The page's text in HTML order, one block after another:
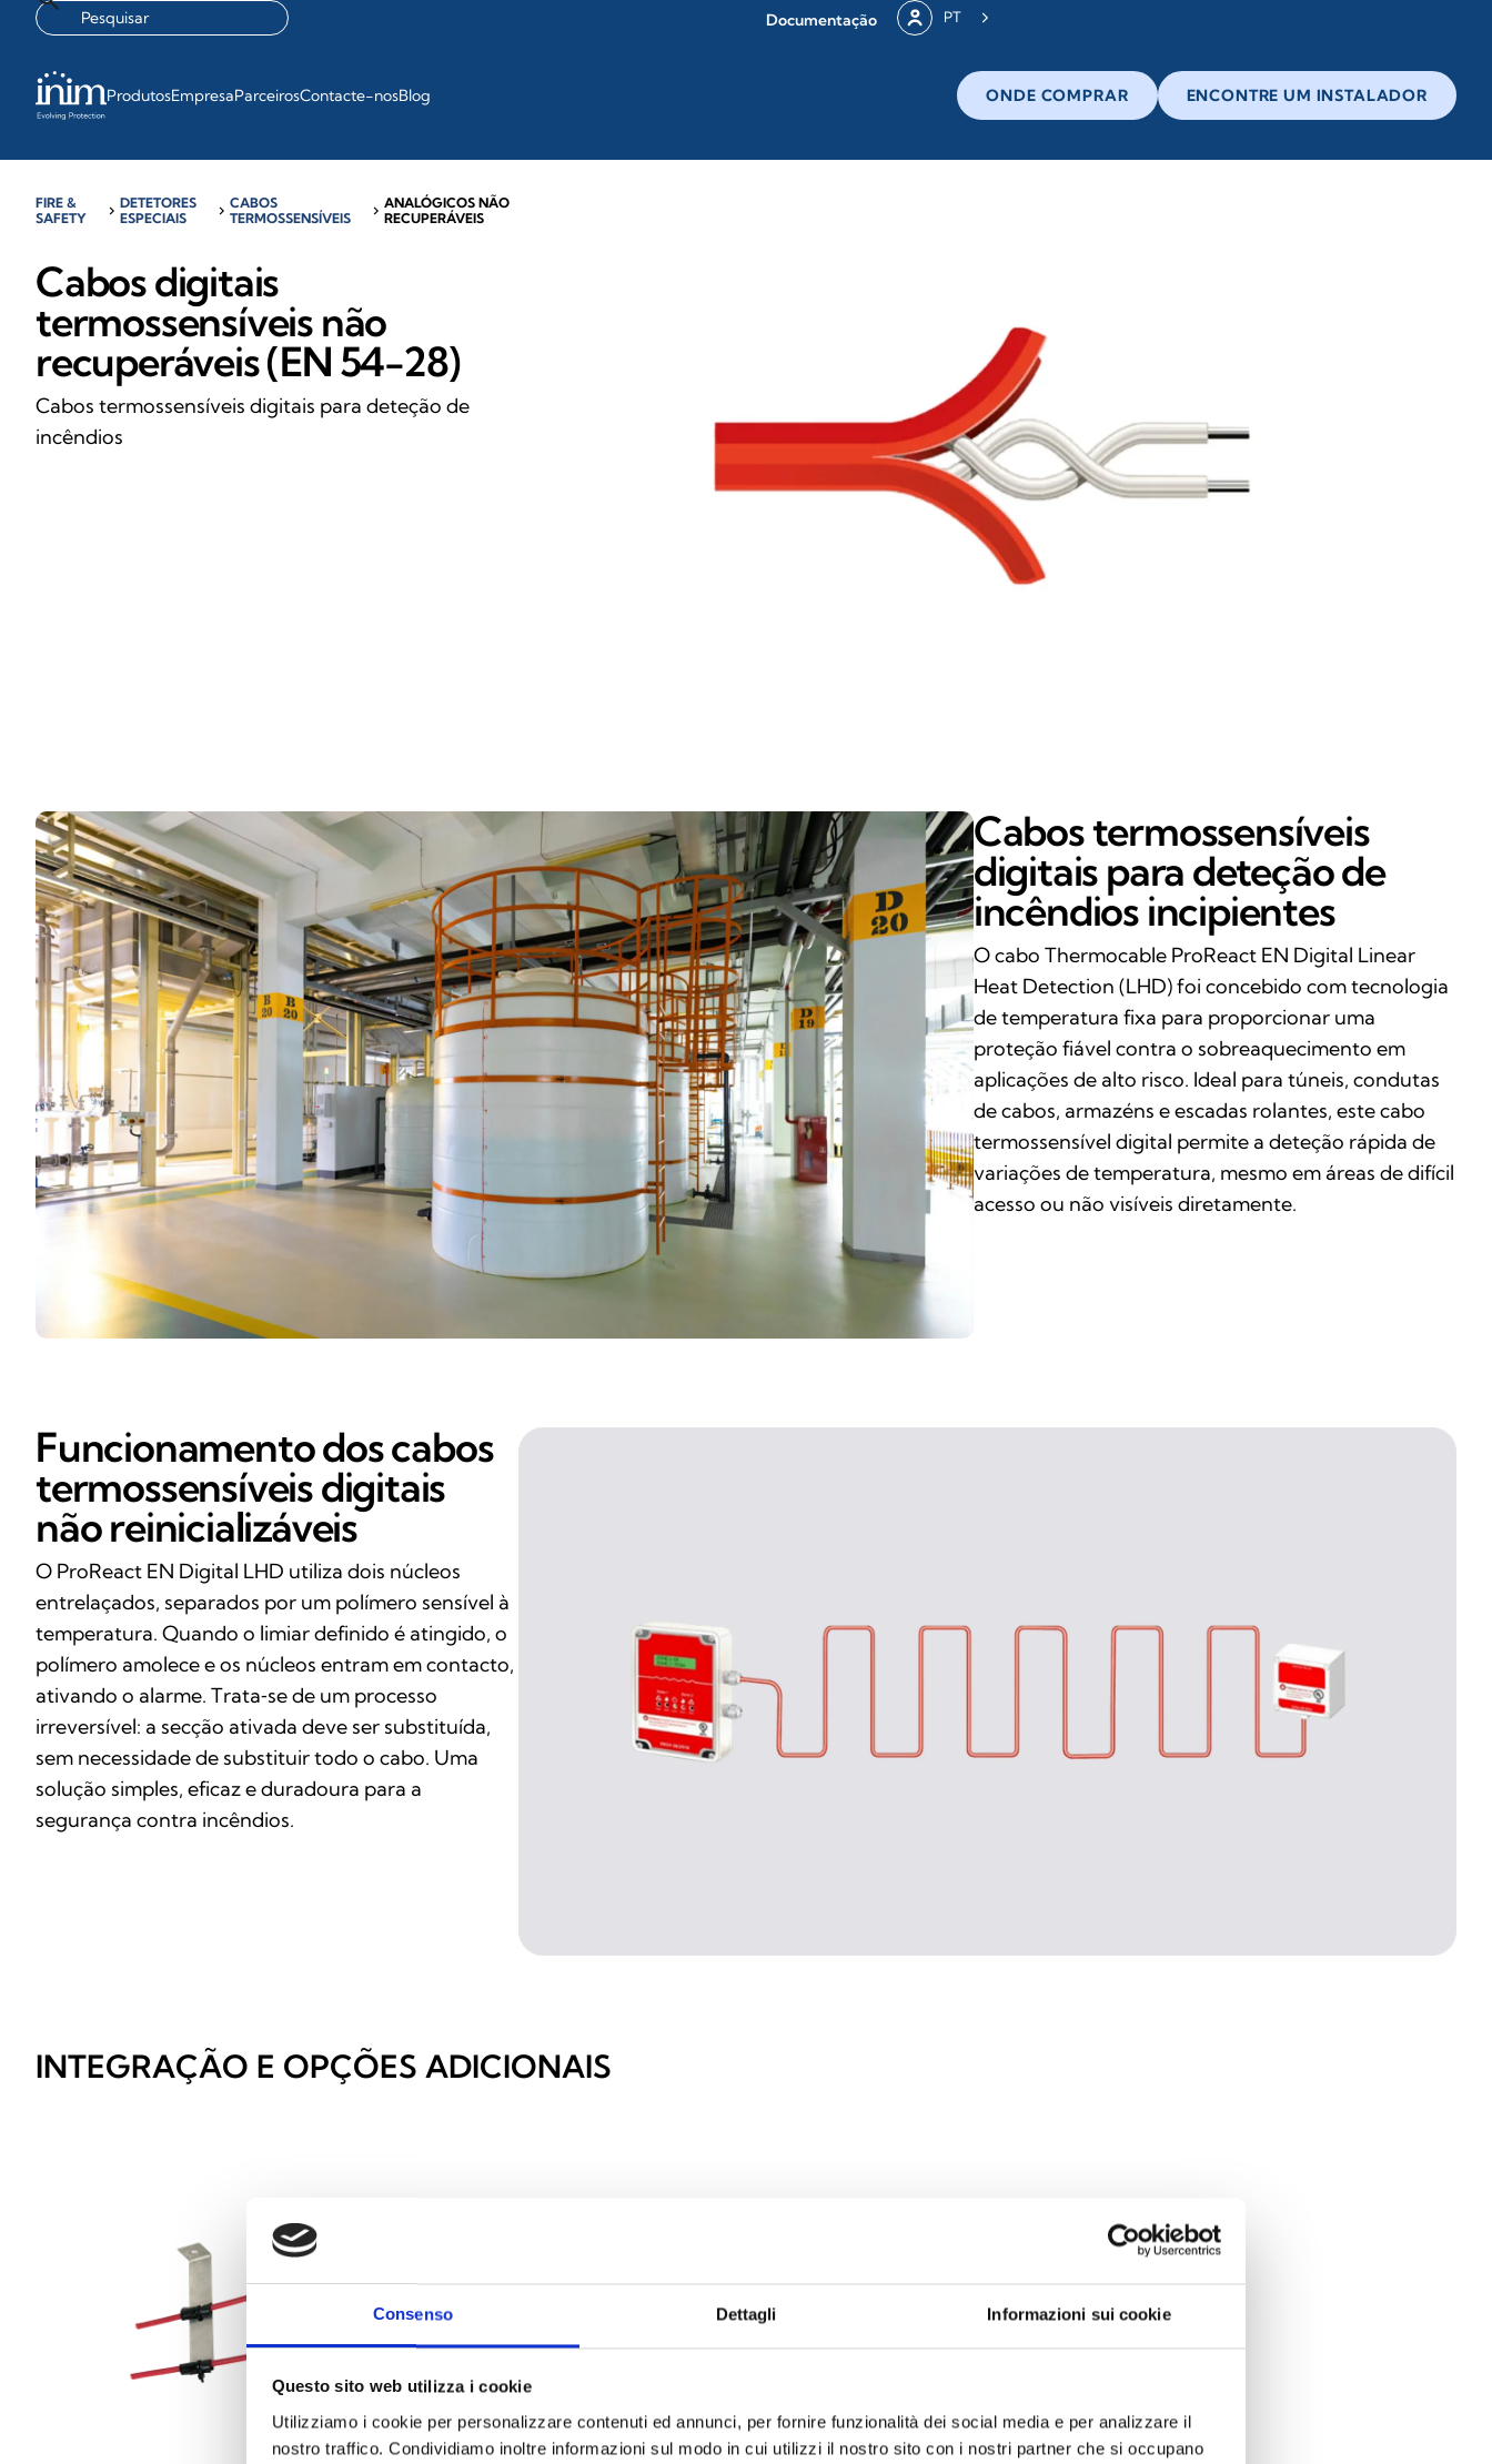
Consenso Dettagli Informazioni sui cookie
Questo sito web utilizza i cookie
Utilizziamo i cookie per personalizzare contenuti ed annunci, per fornire funzionalità dei social media e per analizzare il
nostro traffico. Condividiamo inoltre informazioni sul modo in cui utilizzi il nostro sito con i nostri partner che si occupano
Documentação PT
ProdutosEmpresaParceirosContacte-nosBlog ONDE COMPRAR ENCONTRE UM INSTALADOR
FIRE &
SAFETY
chevron_right DETETORES
ESPECIAIS
chevron_right CABOS
TERMOSSENSÍVEIS
chevron_right ANALÓGICOS NÃO
RECUPERÁVEIS
Cabos digitais
termossensíveis não
recuperáveis (EN 54-28)
Cabos termossensíveis digitais para deteção de
incêndios
Cabos termossensíveis
digitais para deteção de
incêndios incipientes
O cabo Thermocable ProReact EN Digital Linear
Heat Detection (LHD) foi concebido com tecnologia
de temperatura fixa para proporcionar uma
proteção fiável contra o sobreaquecimento em
aplicações de alto risco. Ideal para túneis, condutas
de cabos, armazéns e escadas rolantes, este cabo
termossensível digital permite a deteção rápida de
variações de temperatura, mesmo em áreas de difícil
acesso ou não visíveis diretamente.
Funcionamento dos cabos
termossensíveis digitais
não reinicializáveis
O ProReact EN Digital LHD utiliza dois núcleos
entrelaçados, separados por um polímero sensível à
temperatura. Quando o limiar definido é atingido, o
polímero amolece e os núcleos entram em contacto,
ativando o alarme. Trata‑se de um processo
irreversível: a secção ativada deve ser substituída,
sem necessidade de substituir todo o cabo. Uma
solução simples, eficaz e duradoura para a
segurança contra incêndios.
INTEGRAÇÃO E OPÇÕES ADICIONAIS